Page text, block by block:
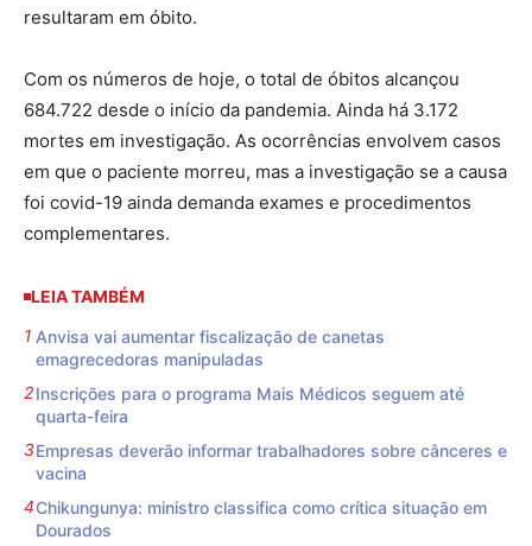
resultaram em óbito.
Com os números de hoje, o total de óbitos alcançou
684.722 desde o início da pandemia. Ainda há 3.172
mortes em investigação. As ocorrências envolvem casos
em que o paciente morreu, mas a investigação se a causa
foi covid-19 ainda demanda exames e procedimentos
complementares.
LEIA TAMBÉM
Anvisa vai aumentar fiscalização de canetas
emagrecedoras manipuladas
Inscrições para o programa Mais Médicos seguem até
quarta-feira
Empresas deverão informar trabalhadores sobre cânceres e
vacina
Chikungunya: ministro classifica como crítica situação em
Dourados